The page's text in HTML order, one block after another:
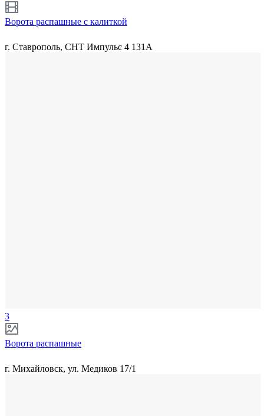
Ворота распашные с калиткой
г. Ставрополь, СНТ Импульс 4 131А
3
Ворота распашные
г. Михайловск, ул. Медиков 17/1